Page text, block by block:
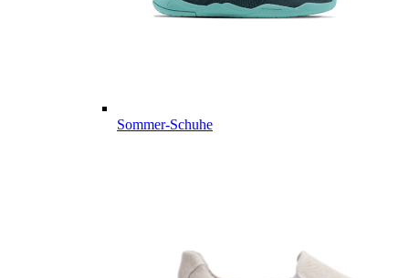
Sommer-Schuhe